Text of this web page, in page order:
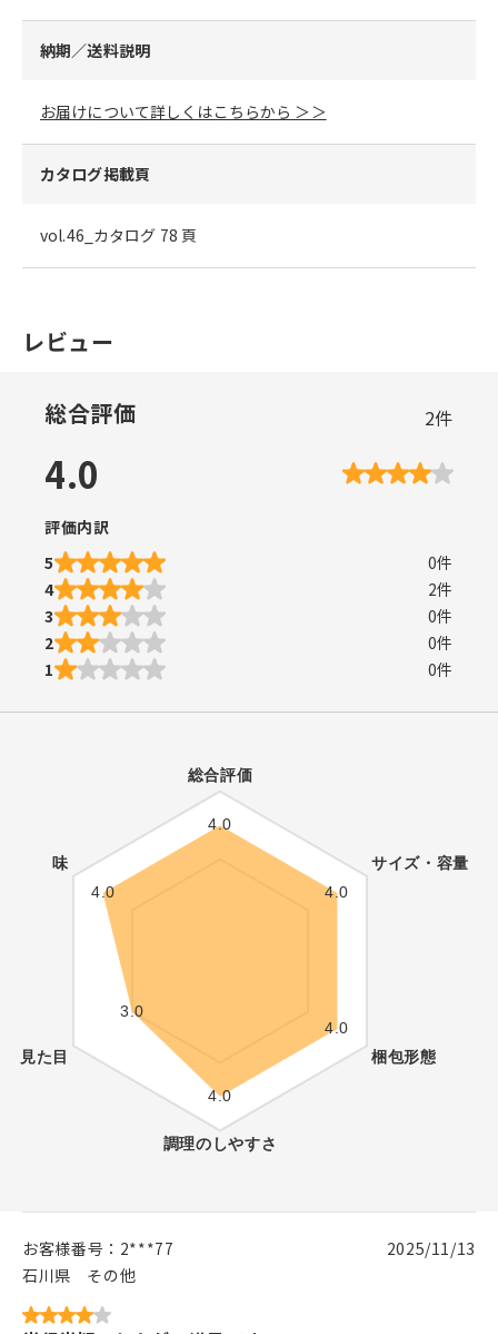
納期／送料説明
お届けについて詳しくはこちらから ＞＞
カタログ掲載頁
vol.46_カタログ 78 頁
レビュー
総合評価 2件
4.0
評価内訳
5
0件
4
2件
3
0件
2
0件
1
0件
お客様番号： 2***77
石川県
その他
2025/11/13